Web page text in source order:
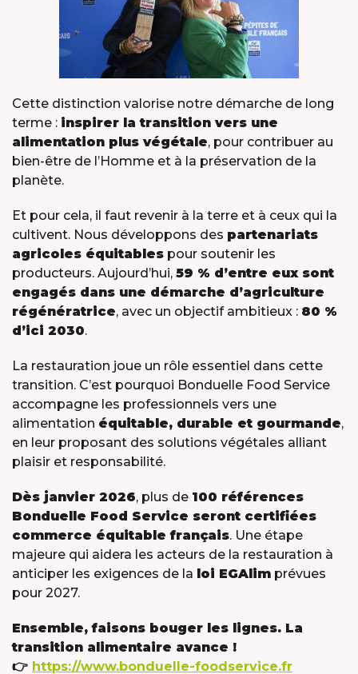
Cette distinction valorise notre démarche de long
terme : inspirer la transition vers une
alimentation plus végétale, pour contribuer au
bien-être de l’Homme et à la préservation de la
planète.
Et pour cela, il faut revenir à la terre et à ceux qui la
cultivent. Nous développons des partenariats
agricoles équitables pour soutenir les
producteurs. Aujourd’hui, 59 % d’entre eux sont
engagés dans une démarche d’agriculture
régénératrice, avec un objectif ambitieux : 80 %
d’ici 2030.
La restauration joue un rôle essentiel dans cette
transition. C’est pourquoi Bonduelle Food Service
accompagne les professionnels vers une
alimentation équitable, durable et gourmande,
en leur proposant des solutions végétales alliant
plaisir et responsabilité.
Dès janvier 2026, plus de 100 références
Bonduelle Food Service seront certifiées
commerce équitable français. Une étape
majeure qui aidera les acteurs de la restauration à
anticiper les exigences de la loi EGAlim prévues
pour 2027.
Ensemble, faisons bouger les lignes. La
transition alimentaire avance !
👉 https://www.bonduelle-foodservice.fr
X
MEET OUR PLANET-
FRIENDLY FOOD
PACKAGING